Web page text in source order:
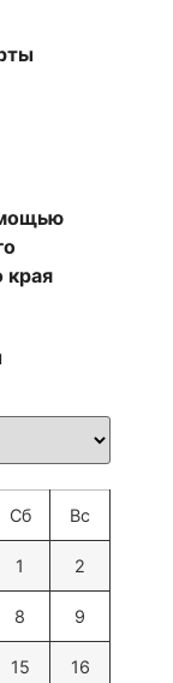
края
Сб Вс
1 2
8 9
15 16